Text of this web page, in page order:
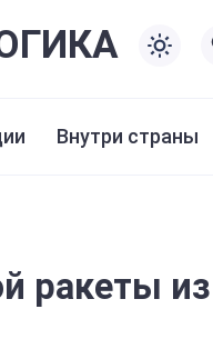
Внутри страны
ракеты из